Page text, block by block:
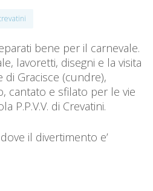
bene per il carnevale.
lavoretti, disegni e la visita
Gracisce (cundre),
cantato e sfilato per le vie
P.P.V.V. di Crevatini.
il divertimento e’